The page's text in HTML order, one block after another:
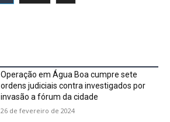
Operação em Água Boa cumpre sete
ordens judiciais contra investigados por
invasão a fórum da cidade
26 de fevereiro de 2024